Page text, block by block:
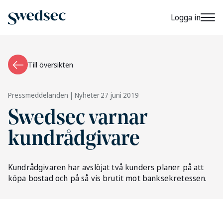
Logga in
Till översikten
Pressmeddelanden | Nyheter27 juni 2019
Swedsec varnar
kundrådgivare
Kundrådgivaren har avslöjat två kunders planer på att
köpa bostad och på så vis brutit mot banksekretessen.